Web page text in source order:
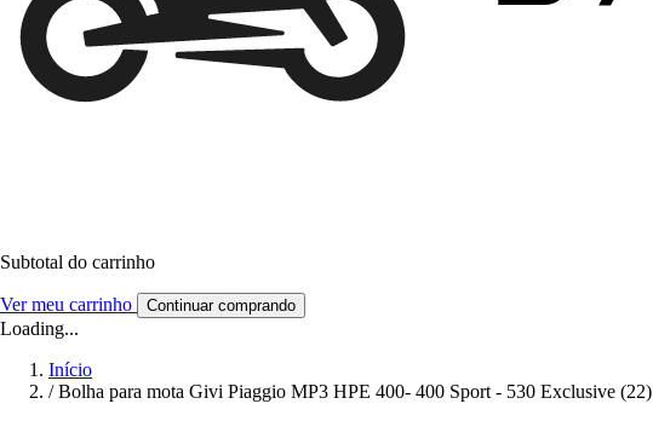
Subtotal do carrinho
Ver meu carrinho Continuar comprando
Loading...
Início
/ Bolha para mota Givi Piaggio MP3 HPE 400- 400 Sport - 530 Exclusive (22)